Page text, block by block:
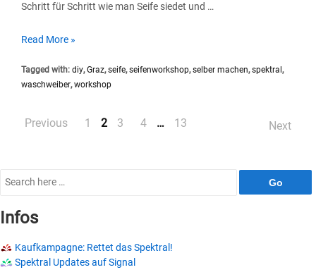
Schritt für Schritt wie man Seife siedet und …
Seifenworkshops
Oktober
Read More »
Tagged with: diy,Graz,seife,seifenworkshop,selber machen,spektral,
waschweiber,workshop
Posts
Previous 1 2 3 4 … 13 Next
Search
Infos
Kaufkampagne: Rettet das Spektral!
Spektral Updates auf Signal